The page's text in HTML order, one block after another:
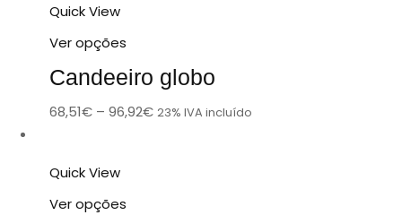
Quick View
Ver opções
Candeeiro globo
68,51€ – 96,92€ 23% IVA incluído
Quick View
Ver opções